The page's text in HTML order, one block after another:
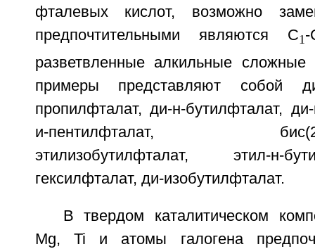
фталевых кислот, возможно
предпочтительными являются С1-
разветвленные алкильные
примеры представляют собой
пропилфталат, ди-н-бутилфталат,
и-пентилфталат, бис(2-
этилизобутилфталат, этил-н-
гексилфталат, ди-изобутилфталат.
В твердом каталитическом
Mg, Ti и атомы галогена